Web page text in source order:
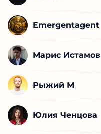
Emergentagent
Марис Истамов
Рыжий М
Юлия Ченцова